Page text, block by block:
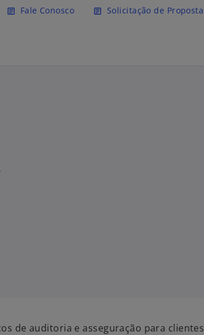
principal
article Fale Conosco article Solicitação de Proposta
de auditoria e asseguração para clientes